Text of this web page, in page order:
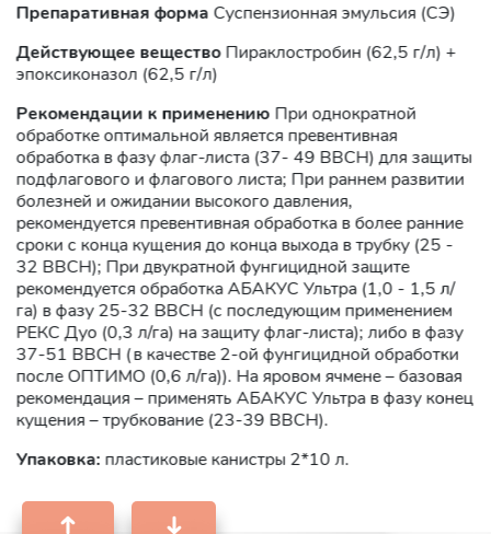
Препаративная форма Суспензионная эмульсия (СЭ)
Действующее веществоПираклостробин (62,5 г/л) +
эпоксиконазол (62,5 г/л)
Рекомендации к применению При однократной
обработке оптимальной является превентивная
обработка в фазу флаг-листа (37- 49 ВВСН) для защиты
подфлагового и флагового листа; При раннем развитии
болезней и ожидании высокого давления,
рекомендуется превентивная обработка в более ранние
сроки с конца кущения до конца выхода в трубку (25 -
32 ВВСН); При двукратной фунгицидной защите
рекомендуется обработка АБАКУС Ультра (1,0 - 1,5 л/
га) в фазу 25-32 ВВСН (с последующим применением
РЕКС Дуо (0,3 л/га) на защиту флаг-листа); либо в фазу
37-51 ВВСН (в качестве 2-ой фунгицидной обработки
после ОПТИМО (0,6 л/га)). На яровом ячмене – базовая
рекомендация – применять АБАКУС Ультра в фазу конец
кущения – трубкование (23-39 ВВСН).
Упаковка: пластиковые канистры 2*10 л.